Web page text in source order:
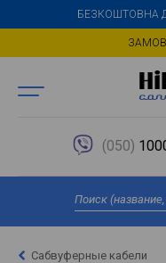
БЕЗКОШТОВНА
(050)
Сабвуферные кабели